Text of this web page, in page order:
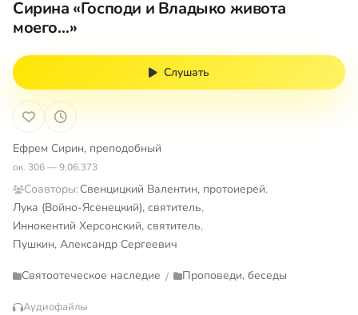
Сирина «Господи и Владыко живота
моего…»
Слушать
Ефрем Сирин, преподобный
ок. 306 — 9.06.373
Соавторы:Свенцицкий Валентин, протоиерей,
Лука (Войно-Ясенецкий), святитель,
Иннокентий Херсонский, святитель,
Пушкин, Александр Сергеевич
Святоотеческое наследие / Проповеди, беседы
Аудиофайлы